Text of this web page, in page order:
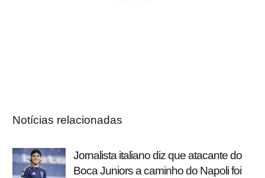
Notícias relacionadas
Jornalista italiano diz que atacante do
Boca Juniors a caminho do Napoli foi